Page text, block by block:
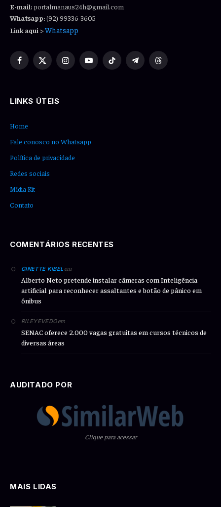
E-mail:portalmanaus24h@gmail.com
Whatsapp:(92) 99336-3605
Link aqui >Whatsapp
Facebook
X
InstagramYouTubeTikTok TelegramThreads
LINKS ÚTEIS
Home
Fale conosco no Whatsapp
Política de privacidade
Redes sociais
Mídia Kit
Contato
COMENTÁRIOS RECENTES
GINETTE KIBEL em
Alberto Neto pretende instalar câmeras com Inteligência
artificial para reconhecer assaltantes e botão de pânico em
ônibus
RILEYEVEDOem
SENAC oferece 2.000 vagas gratuitas em cursos técnicos de
diversas áreas
AUDITADO POR
Clique para acessar
MAIS LIDAS